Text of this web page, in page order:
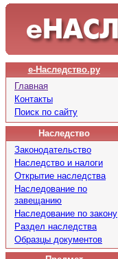
е-Наследство.ру
Главная
Контакты
Поиск по сайту
Наследство
Законодательство
Наследство и налоги
Открытие наследства
Наследование по
завещанию
Наследование по закону
Раздел наследства
Образцы документов